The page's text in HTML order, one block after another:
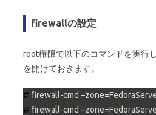
firewallの設定
root権限で以下のコマンドを実行
を開けておきます。
# firewall-cmd
# firewall-cmd